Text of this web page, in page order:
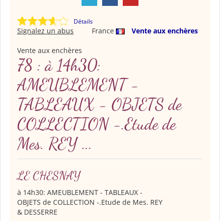
Détails
France Vente aux enchères
Signalez un abus
Vente aux enchères
78 : à 14h30:
AMEUBLEMENT -
TABLEAUX - OBJETS de
COLLECTION -.Etude de
Mes. REY ...
LE CHESNAY
à 14h30: AMEUBLEMENT - TABLEAUX -
OBJETS de COLLECTION -.Etude de Mes. REY
& DESSERRE